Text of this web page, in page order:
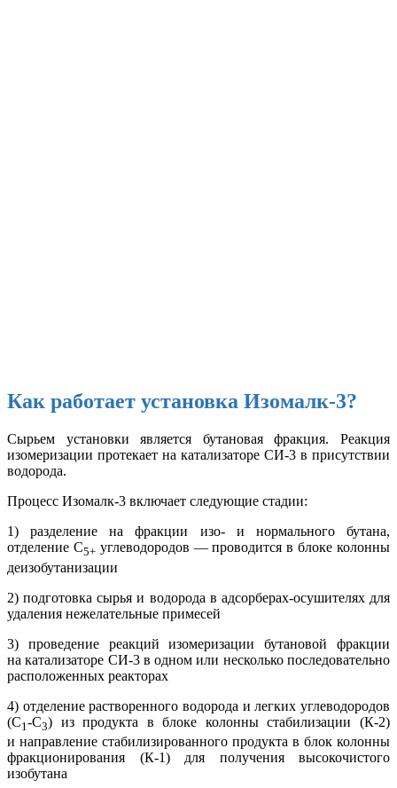
Как работает установка Изомалк-3?
Сырьем установки является бутановая фракция. Реакция
изомеризации протекает на катализаторе СИ-3 в присутствии
водорода.
Процесс Изомалк-3 включает следующие стадии:
1) разделение на фракции изо- и нормального бутана,
отделение C5+ углеводородов — проводится в блоке колонны
деизобутанизации
2) подготовка сырья и водорода в адсорберах-осушителях для
удаления нежелательные примесей
3) проведение реакций изомеризации бутановой фракции
на катализаторе СИ-3 в одном или несколько последовательно
расположенных реакторах
4) отделение растворенного водорода и легких углеводородов
(С1 -С3) из продукта в блоке колонны стабилизации (К-2)
и направление стабилизированного продукта в блок колонны
фракционирования (К-1) для получения высокочистого
изобутана